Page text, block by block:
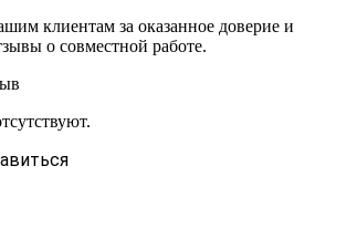
клиентам за оказанное доверие и
о совместной работе.